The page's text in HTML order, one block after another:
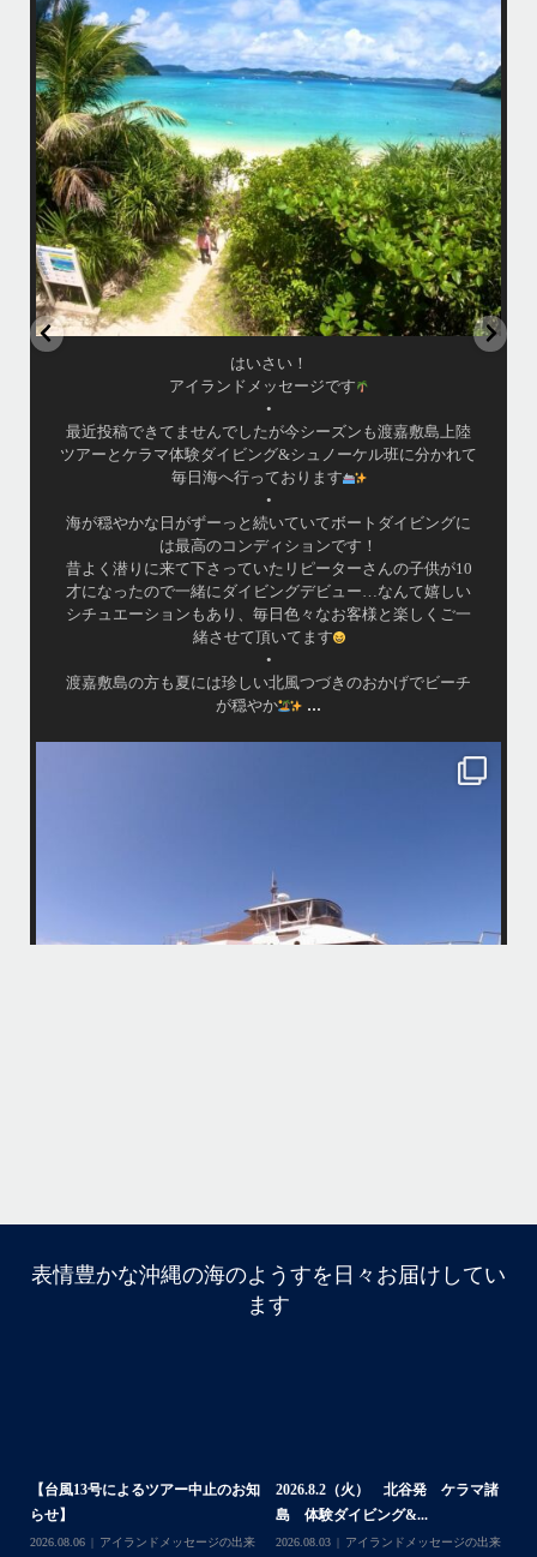
•
海が穏やかな日がずーっと続いていてボートダイビングには最高のコン
ディションです！
昔よく潜りに来て下さっていたリピーターさんの子供が10才になったの
で一緒にダイビングデビュー…なんて嬉しいシチュエーションもあり、
毎日色々なお客様と楽しくご一緒させて頂いてます
渡嘉敷島の方も夏には珍しい北風つづきのおかげでビーチが穏やか
...
8月 14
はいさい！
アイランドメッセージです
•
最近投稿できてませんでしたが今シーズンも渡嘉敷島上陸
ツアーとケラマ体験ダイビング&シュノーケル班に分かれて
毎日海へ行っております
•
海が穏やかな日がずーっと続いていてボートダイビングに
は最高のコンディションです！
昔よく潜りに来て下さっていたリピーターさんの子供が10
才になったので一緒にダイビングデビュー…なんて嬉しい
シチュエーションもあり、毎日色々なお客様と楽しくご一
緒させて頂いてます
•
渡嘉敷島の方も夏には珍しい北風つづきのおかげでビーチ
が穏やか
...
パーフェクトな海でバナナボートに船上BBQ、シュノーケリングとお楽
しみ頂いております
・
・
何ヶ月も前からやり取りさせて頂き温めていたご予約でしたので、お天
はいさい
アイランドメッセージです
たので、お天気とコンディションに恵まれて、皆さん大満
足な一日を過ごして頂けて本当によかったです
表情豊かな沖縄の海のようすを日々お届けしてい
ます
【台風13号によるツアー中止のお知
らせ】
2026.08.06
アイランドメッセージの出来
2026.8.2（火） 北谷発 ケラマ諸
島 体験ダイビング&...
2026.08.03
アイランドメッセージの出来